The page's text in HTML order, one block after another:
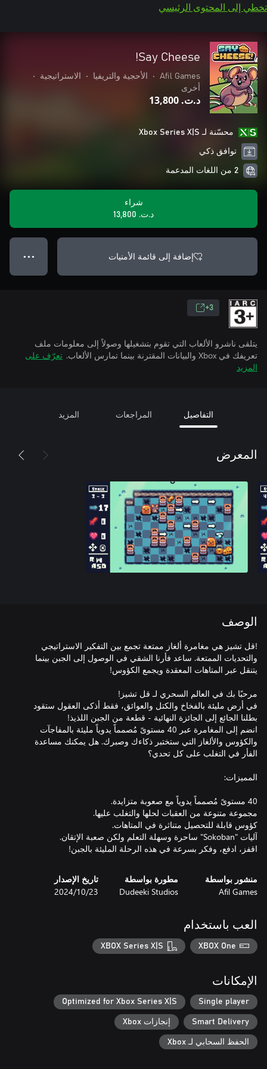
تخطي إلى المحتوى الرئيسي
Say Cheese!
Afil Games
• الأحجية والتريفيا • الاستراتيجية
•
أخرى
د.ت.‏ 13,800
محسّنة لـ Xbox Series X|S
توافق ذكي
2 من اللغات المدعمة
شراء
د.ت.‏ 13,800
إضافة إلى قائمة الأمنيات ● ● ●
3+
يتلقى ناشرو الألعاب التي تقوم بتشغيلها وصولاً إلى معلومات ملف
تعريفك في Xbox والبيانات المقترنة بينما تمارس الألعاب.
تعرّف على
المزيد
التفاصيل المراجعات المزيد
المعرض
الوصف
!قل تشيز هي مغامرة ألغاز ممتعة تجمع بين التفكير الاستراتيجي
والتحديات الممتعة. ساعد فأرنا الشقي في الوصول إلى الجبن بينما
في أرض مليئة بالفخاخ والكتل والعوائق، فقط أذكى العقول ستقود
انضم إلى المغامرة عبر 40 مستوىً مُصمماً يدوياً مليئة بالمفاجآت
والكؤوس والألغاز التي ستختبر ذكاءك وصبرك. هل يمكنك مساعدة
اقفز، ادفع، وفكر بسرعة في هذه الرحلة المليئة بالجبن!
منشور بواسطة
Afil Games
مطورة بواسطة
Dudeeki Studios
تاريخ الإصدار
23‏/10‏/2024
العب باستخدام
XBOX One
XBOX Series X|S
الإمكانات
Single player
Optimized for Xbox Series X|S
Smart Delivery إنجازات Xbox
الحفظ السحابي لـ Xbox